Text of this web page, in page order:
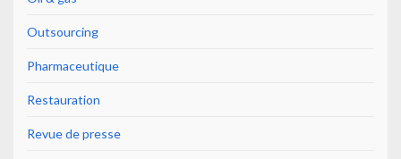
Outsourcing
Pharmaceutique
Restauration
Revue de presse